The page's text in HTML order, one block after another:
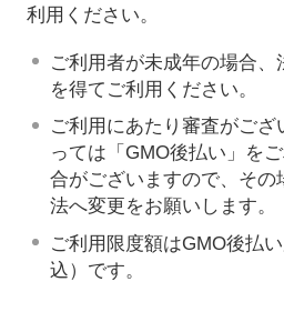
利用ください。
ご利用者が未成年の場合
を得てご利用ください。
ご利用にあたり審査がござ
っては「GMO後払い」を
合がございますので、その
法へ変更をお願いします。
ご利用限度額はGMO後払
込）です。